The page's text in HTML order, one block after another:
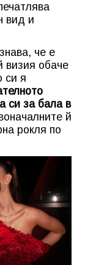
вид и
че е
визия обаче
си я
си за бала в
й
рокля по